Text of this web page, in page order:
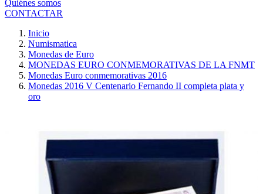
Quiénes somos
CONTACTAR
Inicio
Numismatica
Monedas de Euro
MONEDAS EURO CONMEMORATIVAS DE LA FNMT
Monedas Euro conmemorativas 2016
Monedas 2016 V Centenario Fernando II completa plata y
oro